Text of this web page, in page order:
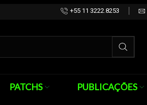
+55 11 3222.8253
PATCHS PUBLICAÇÕES